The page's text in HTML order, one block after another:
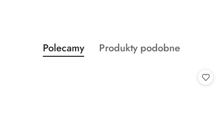
Pomiń karuzelę produktów
Produkty
o
Polecamy
Produkty
Produkty podobne